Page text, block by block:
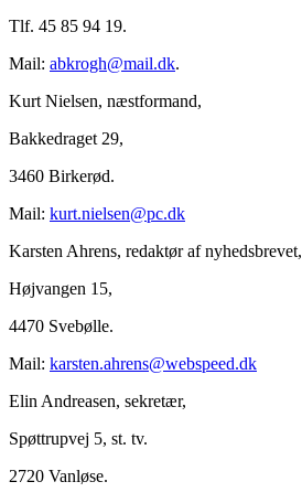
Tlf. 45 85 94 19.
Mail: abkrogh@mail.dk.
Kurt Nielsen, næstformand,
Bakkedraget 29,
3460 Birkerød.
Mail: kurt.nielsen@pc.dk
Karsten Ahrens, redaktør af nyhedsbrevet,
Højvangen 15,
4470 Svebølle.
Mail: karsten.ahrens@webspeed.dk
Elin Andreasen, sekretær,
Spøttrupvej 5, st. tv.
2720 Vanløse.